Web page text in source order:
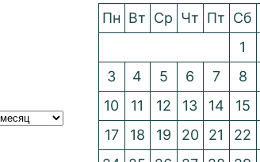
Пн Вт Ср Чт Пт Сб
1
3
4 5 6 7 8
10
11 12 13 14 15
17
18 19 20 21 22